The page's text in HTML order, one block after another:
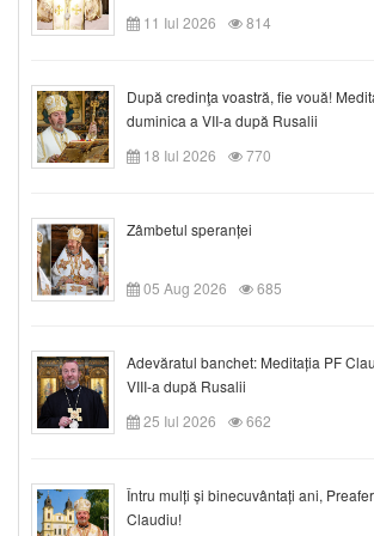
11 Iul 2026
814
După credinţa voastră, fie vouă!
duminica a VII-a după Rusalii
18 Iul 2026
770
Zâmbetul speranței
05 Aug 2026 685
Adevăratul banchet: Meditația PF
VIII-a după Rusalii
25 Iul 2026
662
Întru mulți și binecuvântați ani,
Claudiu!